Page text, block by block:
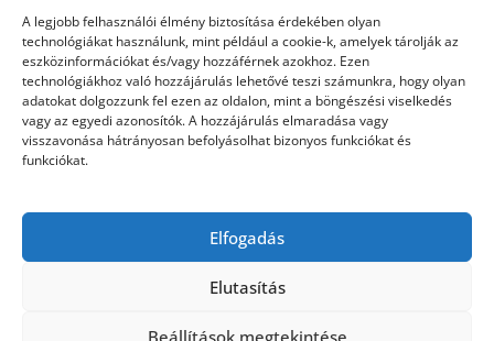
A legjobb felhasználói élmény biztosítása érdekében olyan
technológiákat használunk, mint például a cookie-k, amelyek tárolják az
eszközinformációkat és/vagy hozzáférnek azokhoz. Ezen
technológiákhoz való hozzájárulás lehetővé teszi számunkra, hogy olyan
adatokat dolgozzunk fel ezen az oldalon, mint a böngészési viselkedés
vagy az egyedi azonosítók. A hozzájárulás elmaradása vagy
visszavonása hátrányosan befolyásolhat bizonyos funkciókat és
funkciókat.
Elfogadás
Elutasítás
Beállítások megtekintése
Szellőztető
Szolgáltatás
Táskák
Utazás
Vásárlás
Webáruházak